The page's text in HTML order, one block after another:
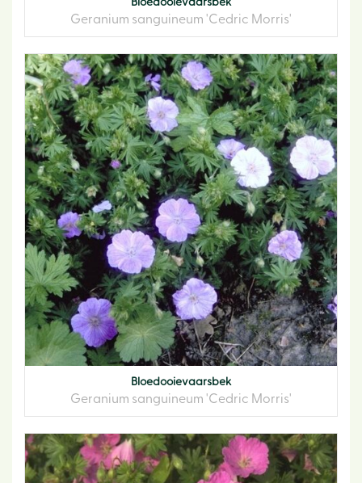
Bloedooievaarsbek
Geranium sanguineum 'Cedric Morris'
Bloedooievaarsbek
Geranium sanguineum 'Cedric Morris'